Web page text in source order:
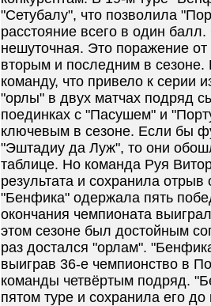
"Сетубалу", что позволила
расстояние всего в один
нешуточная. Это поражение
вторым и последним в
команду, что привело к серии
"орлы" в двух матчах подряд
поединках с "Пасушем" и
ключевым в сезоне. Если бы
"Эштадиу да Луж", то они
таблице. Но команда Руя
результата и сохранила
"Бенфика" одержала пять
окончания чемпионата
этом сезоне был достойным
раз достался "орлам".
выиграв 36-е чемпионство в
команды четвёртым подряд.
пятом туре и сохранила его до